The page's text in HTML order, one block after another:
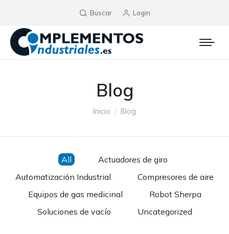
Buscar Login
Blog
Estás aquí:
Inicio Blog
All
Actuadores de giro
Automatización Industrial
Compresores de aire
Equipos de gas medicinal
Robot Sherpa
Soluciones de vacío
Uncategorized